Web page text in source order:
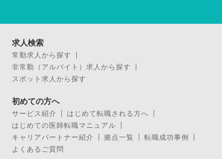
求人検索
常勤求人から探す
非常勤（アルバイト）求人から探す
スポット求人から探す
初めての方へ
サービス紹介
はじめて転職される方へ
はじめての医師転職マニュアル
キャリアパートナー紹介
拠点一覧
転職成功事例
よくあるご質問